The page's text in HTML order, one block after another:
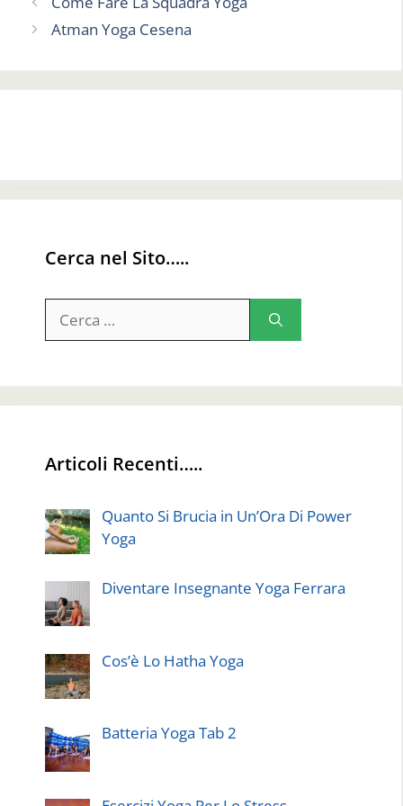
Atman Yoga Cesena
Cerca nel Sito…..
per:
Articoli Recenti…..
Quanto Si Brucia in Un’Ora Di Power
Yoga
Diventare Insegnante Yoga Ferrara
Cos’è Lo Hatha Yoga
Batteria Yoga Tab 2